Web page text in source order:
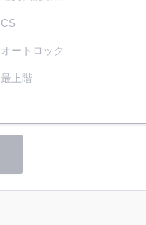
CS
オートロック
最上階